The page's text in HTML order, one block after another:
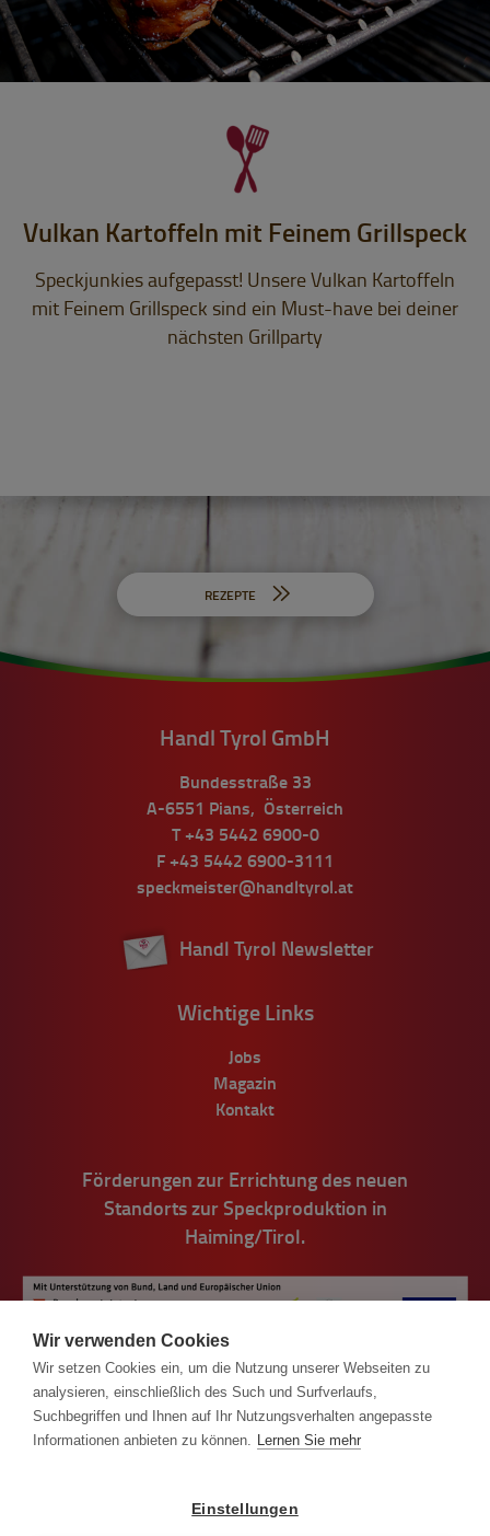
Vulkan Kartoffeln mit Feinem Grillspeck
Speckjunkies aufgepasst! Unsere Vulkan Kartoffeln
mit Feinem Grillspeck sind ein Must-have bei deiner
nächsten Grillparty
REZEPTE
Handl Tyrol GmbH
Bundesstraße 33
A-6551
Pians, Österreich
T +43 5442 6900-0
F +43 5442 6900-3111
speckmeister@handltyrol.at
Handl Tyrol Newsletter
Wichtige Links
Jobs
Magazin
Kontakt
Förderungen zur Errichtung des neuen
Standorts zur Speckproduktion in
Haiming/Tirol.
Wir verwenden Cookies
Wir setzen Cookies ein, um die Nutzung unserer Webseiten zu
analysieren, einschließlich des Such und Surfverlaufs,
Suchbegriffen und Ihnen auf Ihr Nutzungsverhalten angepasste
Informationen anbieten zu können. Lernen Sie mehr
Einstellungen